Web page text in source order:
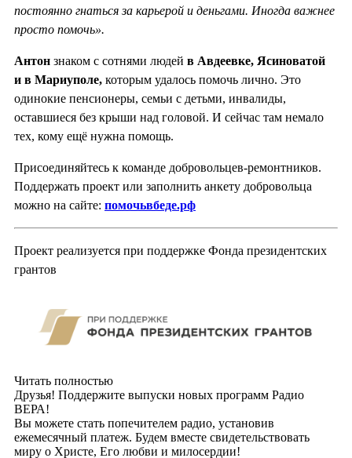
постоянно гнаться за карьерой и деньгами. Иногда важнее
просто помочь».
Антон знаком с сотнями людей в Авдеевке, Ясиноватой
и в Мариуполе, которым удалось помочь лично. Это
одинокие пенсионеры, семьи с детьми, инвалиды,
оставшиеся без крыши над головой. И сейчас там немало
тех, кому ещё нужна помощь.
Присоединяйтесь к команде добровольцев-ремонтников.
Поддержать проект или заполнить анкету добровольца
можно на сайте: помочьвбеде.рф
Проект реализуется при поддержке Фонда президентских
грантов
Читать полностью
Друзья! Поддержите выпуски новых программ Радио
ВЕРА!
Вы можете стать попечителем радио, установив
ежемесячный платеж. Будем вместе свидетельствовать
миру о Христе, Его любви и милосердии!